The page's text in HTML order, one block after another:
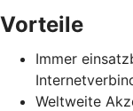
Vorteile
Immer
Weltweite